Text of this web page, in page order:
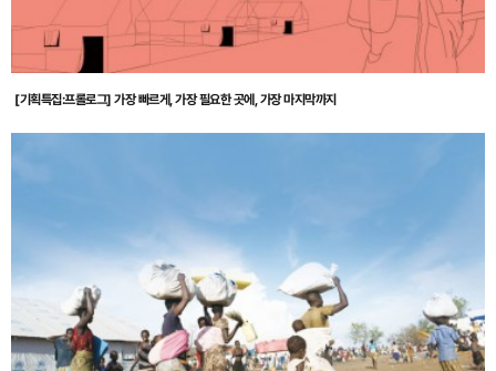
[기획특집:프롤로그] 가장 빠르게, 가장 필요한 곳에, 가장 마지막까지